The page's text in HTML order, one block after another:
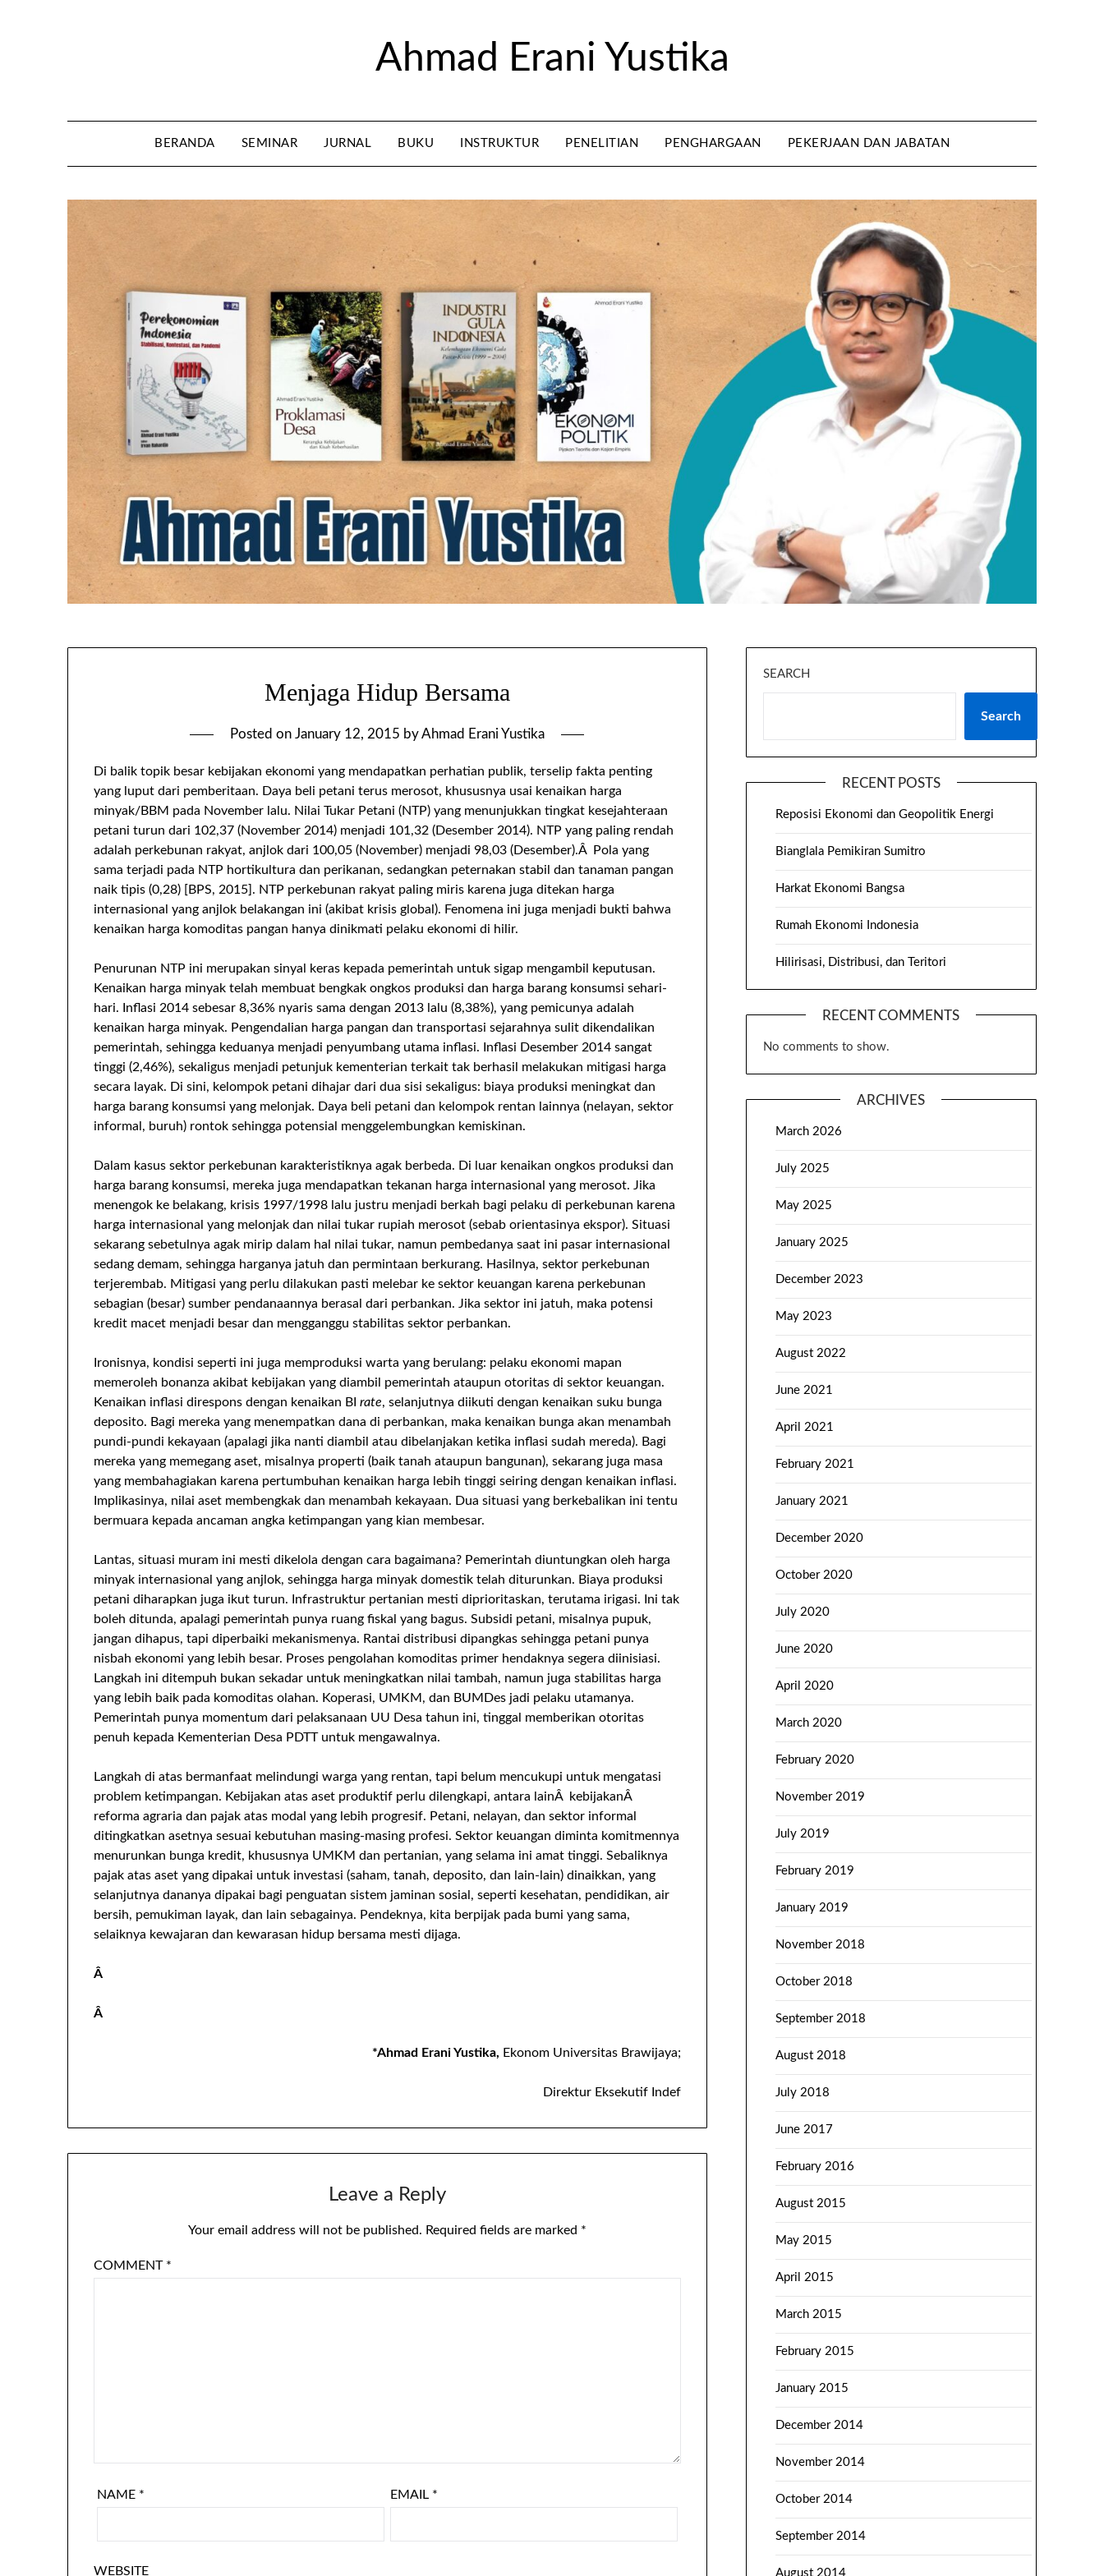
Ahmad Erani Yustika
BERANDA SEMINAR JURNAL BUKU INSTRUKTUR PENELITIAN PENGHARGAAN PEKERJAAN DAN JABATAN
Menjaga Hidup Bersama
Posted on January 12, 2015 byAhmad Erani Yustika
Di balik topik besar kebijakan ekonomi yang mendapatkan perhatian publik, terselip fakta penting
yang luput dari pemberitaan. Daya beli petani terus merosot, khususnya usai kenaikan harga
minyak/BBM pada November lalu. Nilai Tukar Petani (NTP) yang menunjukkan tingkat kesejahteraan
petani turun dari 102,37 (November 2014) menjadi 101,32 (Desember 2014). NTP yang paling rendah
adalah perkebunan rakyat, anjlok dari 100,05 (November) menjadi 98,03 (Desember).Â Pola yang
sama terjadi pada NTP hortikultura dan perikanan, sedangkan peternakan stabil dan tanaman pangan
naik tipis (0,28) [BPS, 2015]. NTP perkebunan rakyat paling miris karena juga ditekan harga
internasional yang anjlok belakangan ini (akibat krisis global). Fenomena ini juga menjadi bukti bahwa
kenaikan harga komoditas pangan hanya dinikmati pelaku ekonomi di hilir.
Penurunan NTP ini merupakan sinyal keras kepada pemerintah untuk sigap mengambil keputusan.
Kenaikan harga minyak telah membuat bengkak ongkos produksi dan harga barang konsumsi sehari-
hari. Inflasi 2014 sebesar 8,36% nyaris sama dengan 2013 lalu (8,38%), yang pemicunya adalah
kenaikan harga minyak. Pengendalian harga pangan dan transportasi sejarahnya sulit dikendalikan
pemerintah, sehingga keduanya menjadi penyumbang utama inflasi. Inflasi Desember 2014 sangat
tinggi (2,46%), sekaligus menjadi petunjuk kementerian terkait tak berhasil melakukan mitigasi harga
secara layak. Di sini, kelompok petani dihajar dari dua sisi sekaligus: biaya produksi meningkat dan
harga barang konsumsi yang melonjak. Daya beli petani dan kelompok rentan lainnya (nelayan, sektor
informal, buruh) rontok sehingga potensial menggelembungkan kemiskinan.
Dalam kasus sektor perkebunan karakteristiknya agak berbeda. Di luar kenaikan ongkos produksi dan
harga barang konsumsi, mereka juga mendapatkan tekanan harga internasional yang merosot. Jika
menengok ke belakang, krisis 1997/1998 lalu justru menjadi berkah bagi pelaku di perkebunan karena
harga internasional yang melonjak dan nilai tukar rupiah merosot (sebab orientasinya ekspor). Situasi
sekarang sebetulnya agak mirip dalam hal nilai tukar, namun pembedanya saat ini pasar internasional
sedang demam, sehingga harganya jatuh dan permintaan berkurang. Hasilnya, sektor perkebunan
terjerembab. Mitigasi yang perlu dilakukan pasti melebar ke sektor keuangan karena perkebunan
sebagian (besar) sumber pendanaannya berasal dari perbankan. Jika sektor ini jatuh, maka potensi
kredit macet menjadi besar dan mengganggu stabilitas sektor perbankan.
Ironisnya, kondisi seperti ini juga memproduksi warta yang berulang: pelaku ekonomi mapan
memeroleh bonanza akibat kebijakan yang diambil pemerintah ataupun otoritas di sektor keuangan.
Kenaikan inflasi direspons dengan kenaikan BIrate, selanjutnya diikuti dengan kenaikan suku bunga
deposito. Bagi mereka yang menempatkan dana di perbankan, maka kenaikan bunga akan menambah
pundi-pundi kekayaan (apalagi jika nanti diambil atau dibelanjakan ketika inflasi sudah mereda). Bagi
mereka yang memegang aset, misalnya properti (baik tanah ataupun bangunan), sekarang juga masa
yang membahagiakan karena pertumbuhan kenaikan harga lebih tinggi seiring dengan kenaikan inflasi.
Implikasinya, nilai aset membengkak dan menambah kekayaan. Dua situasi yang berkebalikan ini tentu
bermuara kepada ancaman angka ketimpangan yang kian membesar.
Lantas, situasi muram ini mesti dikelola dengan cara bagaimana? Pemerintah diuntungkan oleh harga
minyak internasional yang anjlok, sehingga harga minyak domestik telah diturunkan. Biaya produksi
petani diharapkan juga ikut turun. Infrastruktur pertanian mesti diprioritaskan, terutama irigasi. Ini tak
boleh ditunda, apalagi pemerintah punya ruang fiskal yang bagus. Subsidi petani, misalnya pupuk,
jangan dihapus, tapi diperbaiki mekanismenya. Rantai distribusi dipangkas sehingga petani punya
nisbah ekonomi yang lebih besar. Proses pengolahan komoditas primer hendaknya segera diinisiasi.
Langkah ini ditempuh bukan sekadar untuk meningkatkan nilai tambah, namun juga stabilitas harga
yang lebih baik pada komoditas olahan. Koperasi, UMKM, dan BUMDes jadi pelaku utamanya.
Pemerintah punya momentum dari pelaksanaan UU Desa tahun ini, tinggal memberikan otoritas
penuh kepada Kementerian Desa PDTT untuk mengawalnya.
Langkah di atas bermanfaat melindungi warga yang rentan, tapi belum mencukupi untuk mengatasi
problem ketimpangan. Kebijakan atas aset produktif perlu dilengkapi, antara lainÂ kebijakanÂ
reforma agraria dan pajak atas modal yang lebih progresif. Petani, nelayan, dan sektor informal
ditingkatkan asetnya sesuai kebutuhan masing-masing profesi. Sektor keuangan diminta komitmennya
menurunkan bunga kredit, khususnya UMKM dan pertanian, yang selama ini amat tinggi. Sebaliknya
pajak atas aset yang dipakai untuk investasi (saham, tanah, deposito, dan lain-lain) dinaikkan, yang
selanjutnya dananya dipakai bagi penguatan sistem jaminan sosial, seperti kesehatan, pendidikan, air
bersih, pemukiman layak, dan lain sebagainya. Pendeknya, kita berpijak pada bumi yang sama,
selaiknya kewajaran dan kewarasan hidup bersama mesti dijaga.
Â
Â
*Ahmad Erani Yustika, Ekonom Universitas Brawijaya;
Direktur Eksekutif Indef
Leave a Reply
Your email address will not be published. Required fields are marked *
COMMENT *
NAME * EMAIL *
WEBSITE
SEARCH
Search
RECENT POSTS
Reposisi Ekonomi dan Geopolitik Energi
Bianglala Pemikiran Sumitro
Harkat Ekonomi Bangsa
Rumah Ekonomi Indonesia
Hilirisasi, Distribusi, dan Teritori
RECENT COMMENTS
No comments to show.
ARCHIVES
March 2026
July 2025
May 2025
January 2025
December 2023
May 2023
August 2022
June 2021
April 2021
February 2021
January 2021
December 2020
October 2020
July 2020
June 2020
April 2020
March 2020
February 2020
November 2019
July 2019
February 2019
January 2019
November 2018
October 2018
September 2018
August 2018
July 2018
June 2017
February 2016
August 2015
May 2015
April 2015
March 2015
February 2015
January 2015
December 2014
November 2014
October 2014
September 2014
August 2014